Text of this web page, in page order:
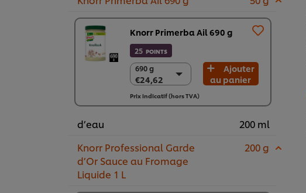
Knorr Primerba Ail 690 g
25 POINTS
690 g
€24,62
690 g
€24,62
2 x 690 g
€49,25
Ajouter
au panier
Prix indicatif (hors TVA)
d’eau
200 ml
Knorr Professional Garde
d’Or Sauce au Fromage
Liquide 1 L
200 g